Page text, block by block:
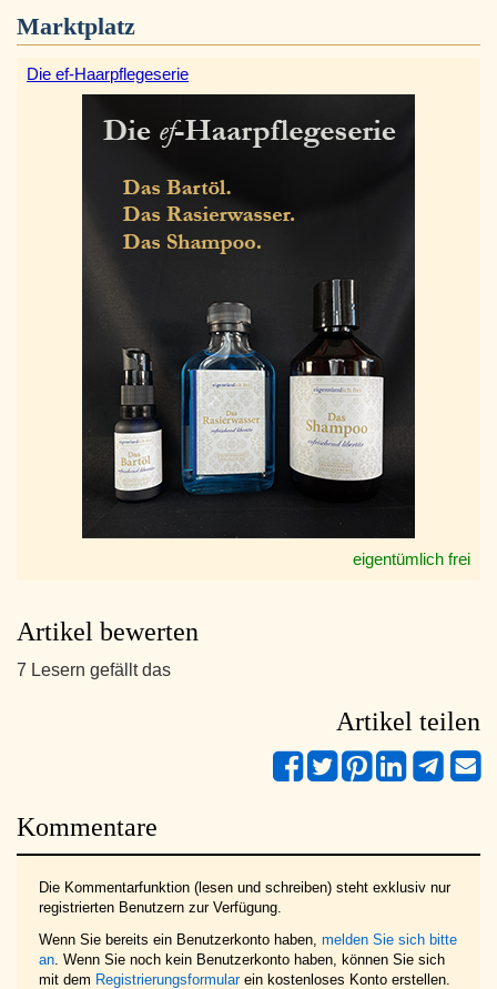
Marktplatz
Die ef-Haarpflegeserie
eigentümlich frei
Artikel bewerten
7 Lesern gefällt das
Artikel teilen
Kommentare
Die Kommentarfunktion (lesen und schreiben) steht exklusiv nur
registrierten Benutzern zur Verfügung.
Wenn Sie bereits ein Benutzerkonto haben, melden Sie sich bitte
an . Wenn Sie noch kein Benutzerkonto haben, können Sie sich
mit dem Registrierungsformularein kostenloses Konto erstellen.